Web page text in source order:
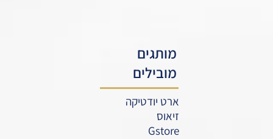
מותגים
מובילים
ארט יודטיקה
זיאוס
Gstore